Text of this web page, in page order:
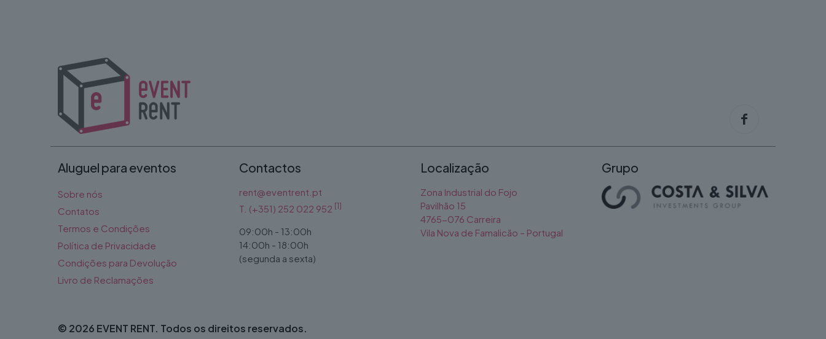
Aluguel para eventos
Sobre nós
Contatos
Termos e Condições
Política de Privacidade
Condições para Devolução
Livro de Reclamações
Contactos
rent@eventrent.pt
T. (+351) 252 022 952 [1]
09:00h - 13:00h
14:00h - 18:00h
(segunda a sexta)
Localização
Zona Industrial do Fojo
Pavilhão 15
4765-076 Carreira
Vila Nova de Famalicão – Portugal
Grupo
© 2026 EVENT RENT. Todos os direitos reservados.